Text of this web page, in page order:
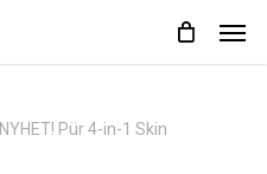
NYHET! Pür 4-in-1 Skin